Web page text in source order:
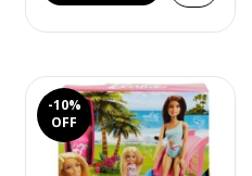
-10%
OFF